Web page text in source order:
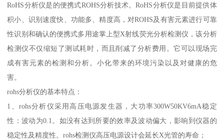
RoHS分析仪是的便携式ROHS分析技术。RoHS分析仪是目前提供体
积小、识别速度快、功能多、精度高，对ROHS及有害元素进行可靠
性识别和确认的便携式多用途掌上型X射线荧光分析检测仪，该分析
检测仪不仅缩短了测试耗时，而且削减了分析费用。它可以现场完
成有害元素的检测和分析。小化带来的环境污染以及对健康的危
害。
rohs分析仪的基本特点：
1、rohs分析仪采用高压电源发生器，大功率300W50KV6mA稳定
性：波动为0.1。如没有达到所要的效率及波动偏大，影响到仪器的
稳定性及精度性。rohs检测仪高压电源设计会延长X光管的寿命；